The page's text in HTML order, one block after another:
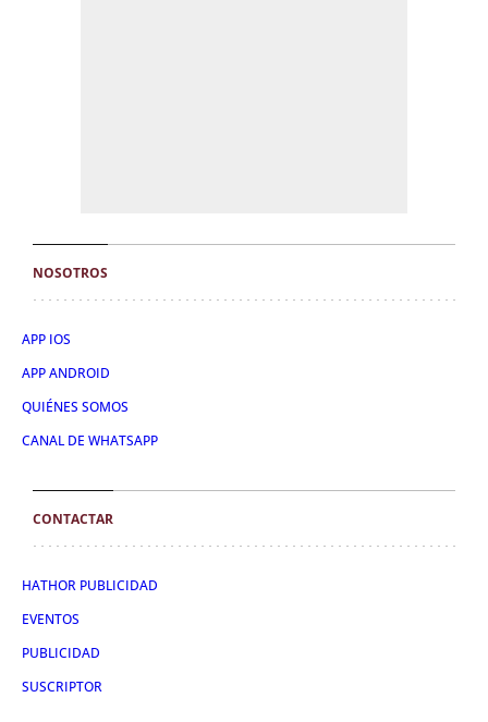
NOSOTROS
APP IOS
APP ANDROID
QUIÉNES SOMOS
CANAL DE WHATSAPP
CONTACTAR
HATHOR PUBLICIDAD
EVENTOS
PUBLICIDAD
SUSCRIPTOR